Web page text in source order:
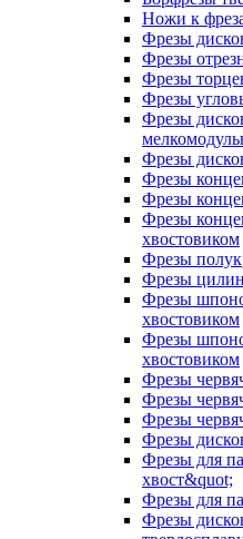
Ножи к
Фрезы
Фрезы
Фрезы
Фрезы
Фрезы
Фрезы
Фрезы
Фрезы
Фрезы
хвостовиком
Фрезы
Фрезы
Фрезы
хвостовиком
Фрезы
хвостовиком
Фрезы
Фрезы
Фрезы
Фрезы
Фрезы для
хвост&quot;
Фрезы для
Фрезы